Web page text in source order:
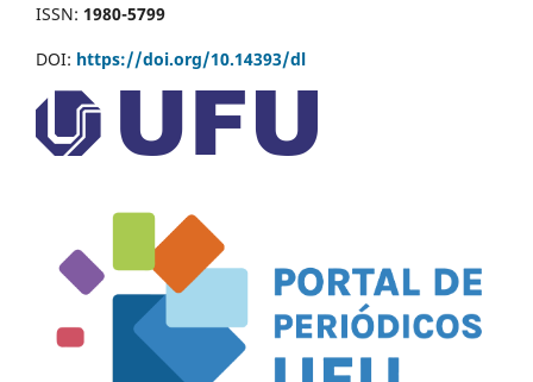
ISSN: 1980-5799
DOI: https://doi.org/10.14393/dl